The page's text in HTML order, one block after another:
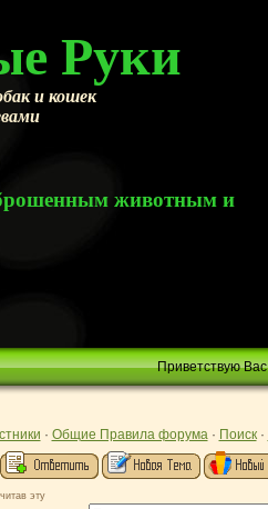
Руки
и кошек
брошенным животным и
Приветствую Вас
· Общие Правила форума· Поиск·
эту